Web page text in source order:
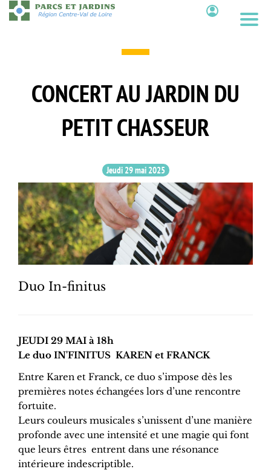
Aller
au
CONCERT AU JARDIN DU
PETIT CHASSEUR
Jeudi 29 mai 2025
Duo In-finitus
JEUDI 29 MAI à 18h
Le duo IN'FINITUS KAREN et FRANCK
Entre Karen et Franck, ce duo s’impose dès les
premières notes échangées lors d’une rencontre
fortuite.
Leurs couleurs musicales s’unissent d’une manière
profonde avec une intensité et une magie qui font
que leurs êtres entrent dans une résonance
intérieure indescriptible.